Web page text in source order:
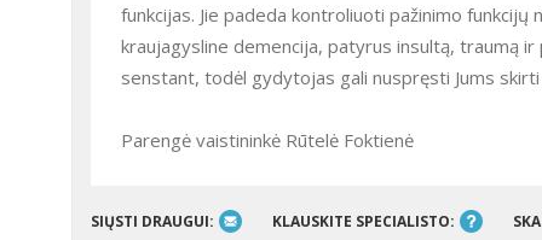
funkcijas. Jie padeda kontroliuoti pažinimo
kraujagysline demencija, patyrus insultą, traumą
senstant, todėl gydytojas gali nuspręsti Jums
Parengė vaistininkė Rūtelė Foktienė
SIŲSTI DRAUGUI: KLAUSKITE SPECIALISTO: